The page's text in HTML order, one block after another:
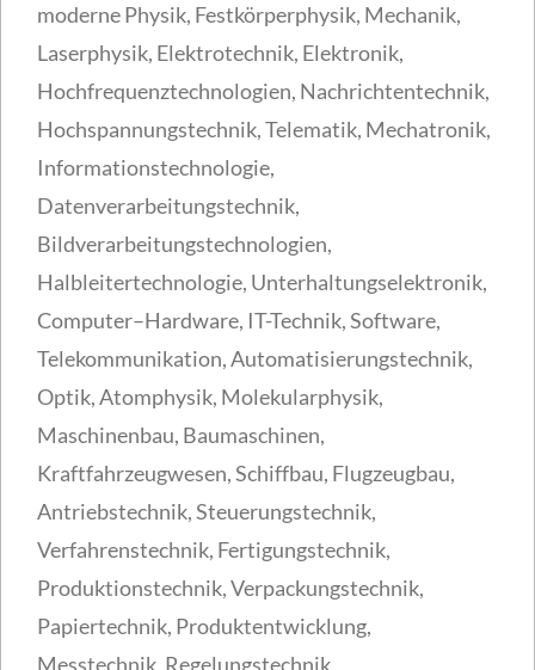
moderne Physik, Festkörperphysik, Mechanik,
Laserphysik, Elektrotechnik, Elektronik,
Hochfrequenztechnologien, Nachrichtentechnik,
Hochspannungstechnik, Telematik, Mechatronik,
Informationstechnologie,
Datenverarbeitungstechnik,
Bildverarbeitungstechnologien,
Halbleitertechnologie, Unterhaltungselektronik,
Computer–Hardware, IT-Technik, Software,
Telekommunikation, Automatisierungstechnik,
Optik, Atomphysik, Molekularphysik,
Maschinenbau, Baumaschinen,
Kraftfahrzeugwesen, Schiffbau, Flugzeugbau,
Antriebstechnik, Steuerungstechnik,
Verfahrenstechnik, Fertigungstechnik,
Produktionstechnik, Verpackungstechnik,
Papiertechnik, Produktentwicklung,
Messtechnik, Regelungstechnik,